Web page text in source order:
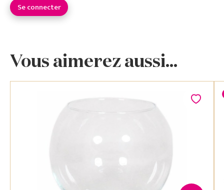
Se connecter
Vous aimerez aussi...